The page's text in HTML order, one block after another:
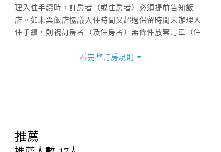
理入住手續時，訂房者（或住房者）必須提前告知飯
店。如未與飯店協議入住時間又超過保留時間未辦理入
住手續，則視訂房者（及住房者）無條件放棄訂單（住
三、退房手續(Check out)
訂房者應於
提出申辦不得異動訂單。
看完整訂房規則
推薦